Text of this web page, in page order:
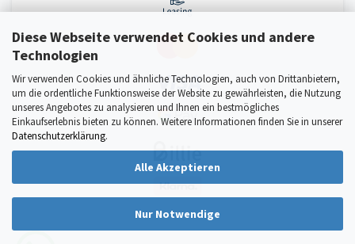
Diese Webseite verwendet Cookies und andere
Technologien
Wir verwenden Cookies und ähnliche Technologien, auch von Drittanbietern,
um die ordentliche Funktionsweise der Website zu gewährleisten, die Nutzung
unseres Angebotes zu analysieren und Ihnen ein bestmögliches
Einkaufserlebnis bieten zu können. Weitere Informationen finden Sie in unserer
Datenschutzerklärung.
Alle Akzeptieren
Nur Notwendige